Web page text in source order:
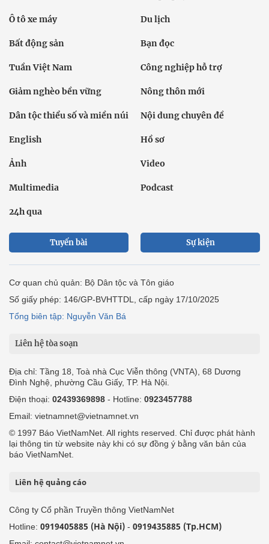
Ô tô xe máy Du lịch
Bất động sản Bạn đọc
Tuần Việt Nam Công nghiệp hỗ trợ
Giảm nghèo bền vững Nông thôn mới
Dân tộc thiểu số và miền núi Nội dung chuyên đề
English Hồ sơ
Ảnh Video
Multimedia Podcast
24h qua
Tuyến bài Sự kiện
Cơ quan chủ quản: Bộ Dân tộc và Tôn giáo
Số giấy phép: 146/GP-BVHTTDL, cấp ngày 17/10/2025
Tổng biên tập: Nguyễn Văn Bá
Liên hệ tòa soạn
Địa chỉ: Tầng 18, Toà nhà Cục Viễn thông (VNTA), 68 Dương
Đình Nghệ, phường Cầu Giấy, TP. Hà Nội.
Điện thoại: 02439369898 - Hotline: 0923457788
Email: vietnamnet@vietnamnet.vn
© 1997 Báo VietNamNet. All rights reserved. Chỉ được phát hành
lại thông tin từ website này khi có sự đồng ý bằng văn bản của
báo VietNamNet.
Liên hệ quảng cáo
Công ty Cổ phần Truyền thông VietNamNet
Hotline: 0919405885 (Hà Nội) - 0919435885 (Tp.HCM)